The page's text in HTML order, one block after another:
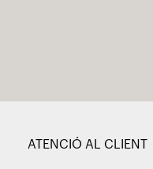
ATENCIÓ AL CLIENT